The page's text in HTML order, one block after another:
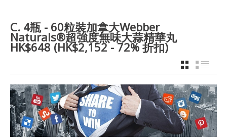
C. 4瓶 - 60粒裝加拿大Webber
Naturals®超強度無味大蒜精華丸
HK$648 (HK$2,152 - 72% 折扣)
GRID